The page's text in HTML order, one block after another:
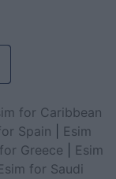
for Caribbean
Spain
Esim
Greece
Esim
for Saudi